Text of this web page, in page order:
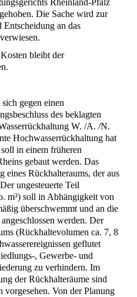
Die Sache wird zur
an das
bleibt der
gegen einen
des beklagten
W. /A. /N.
Hochwasserrückhaltung hat
in einem früheren
gebaut werden. Das
eines Rückhalteraums, der aus
ungesteuerte Teil
m³) soll in Abhängigkeit von
überschwemmt und an die
werden. Der
(Rückhaltevolumen ca. 7, 8
geflutet
, Gewerbe- und
zu verhindern. Im
der Rückhalteräume sind
vorgesehen. Von der Planung